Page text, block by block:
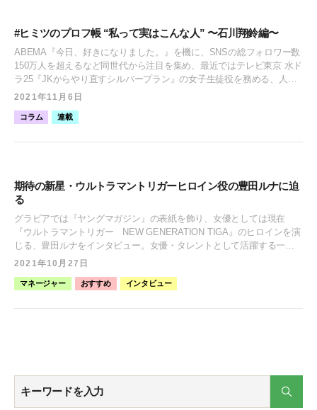
時代を反省し、“シルバープラン”に則って高校生活をやり直してい
く…』というあらすじの本作。 今回は二ノ宮小百合役として、お嬢様
やホームレス、そして高校生と様々なシチュエーションを演じた鈴木
ゆうかに取材を敢行。 ドラマ撮影に密着した写真を交えながら、ドラ
は、とにかくパワフルでいつも元気をもらえる存在 撮影現場に密着し
た写真をお届け。二宮小百合役として、バブル期のお嬢様や高校生な
（水）にドラマがスタートしましたね。本作の主演が決まったとき、
づくにつれて「私が本当に主演で大丈夫かな」という不安もあったん
ですけど、撮影に入ってみると、とても穏やかな現場で楽しんで撮影
な役柄なんでしょうか？ バブル期に富を極めたお嬢様が、ホームレス
になったり、高校生になって現代にタイムリープしてきたりするスト
ーリーなんですが、（二ノ宮）小百合はいろんな境遇もあるし、47歳
っていう設定なのに、とてもパワフルな女性なんですよね。近くにい
るといつも元気をもらえるような存在で、私自身も役を演じていく中
でとても好きになれましたし、近づいていけたのかなって思います！
17歳を演じているんですけど、説教するときやちょっとした動作に47
歳の要素を出すことで工夫していましたね。 役を通じて、自然と自分
#ヒミツのプロフ帳 “私って実はこんな人” 〜石川翔鈴編〜
ABEMA『今日、好きになりました。』を機に、SNSの総フォロワー数
150万人を超えるなど同世代から注目を集め、最近ではテレビ東京 水ド
ラ25『JKからやり直すシルバープラン』の女子生徒役を務める、人気
急上昇中の石川翔鈴。 しっかり者でこだわりが強い性格が魅力の彼女
や人生観をプロフィール帳に書いてもらいました！ 石川 翔鈴（いしか
は5人組ガールズユニット『Five emotion』を結成し、 YouTube活動や
アーティスト活動、女優業など幅を広げている。趣味はカラオケ、韓
国ドラマ、アイドル鑑賞。 1つ1つの質問に対して、熱心にたっぷり時
間をかけて書くこと1時間。出来上がった石川翔鈴のプロフィール帳が
こちら­！ ＜意外にインドア派なんだね〜！＞ ＜今度餃子の美味しいお
後までご覧いただきありがとうございます。プロフ帳から新たな一面
は発見できましたか？ 女優として新たな挑戦がはじまる石川翔鈴をこ
イムズ編集長)【プロフ帳デザイン】Kajita Seika
2021年11月6日
コラム 連載
期待の新星・ウルトラマントリガーヒロイン役の豊田ルナに迫
る
グラビアでは『ヤングマガジン』の表紙を飾り、女優としては現在
『ウルトラマントリガー NEW GENERATION TIGA』のヒロインを演
じる、豊田ルナをインタビュー。女優・タレントとして活躍する一
方、子役から大人になっていくことへの悩みや不安、共に支えてきた
す。 豊田 ルナ（とよだ るな）
2021年10月27日
マネージャー おすすめ インタビュー